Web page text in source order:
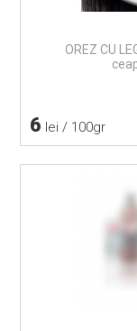
OREZ CU
6 lei / 100gr